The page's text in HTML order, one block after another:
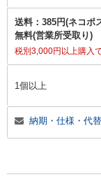
送料： 385円(ネコポ
無料(営業所受取り)
税別3,000円以上購入
1個以上
納期・仕様・代